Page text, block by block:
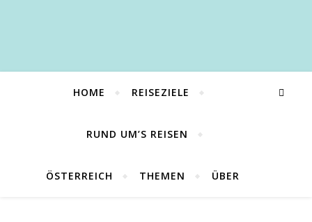
HOME REISEZIELE
RUND UM’S REISEN
ÖSTERREICH THEMEN ÜBER